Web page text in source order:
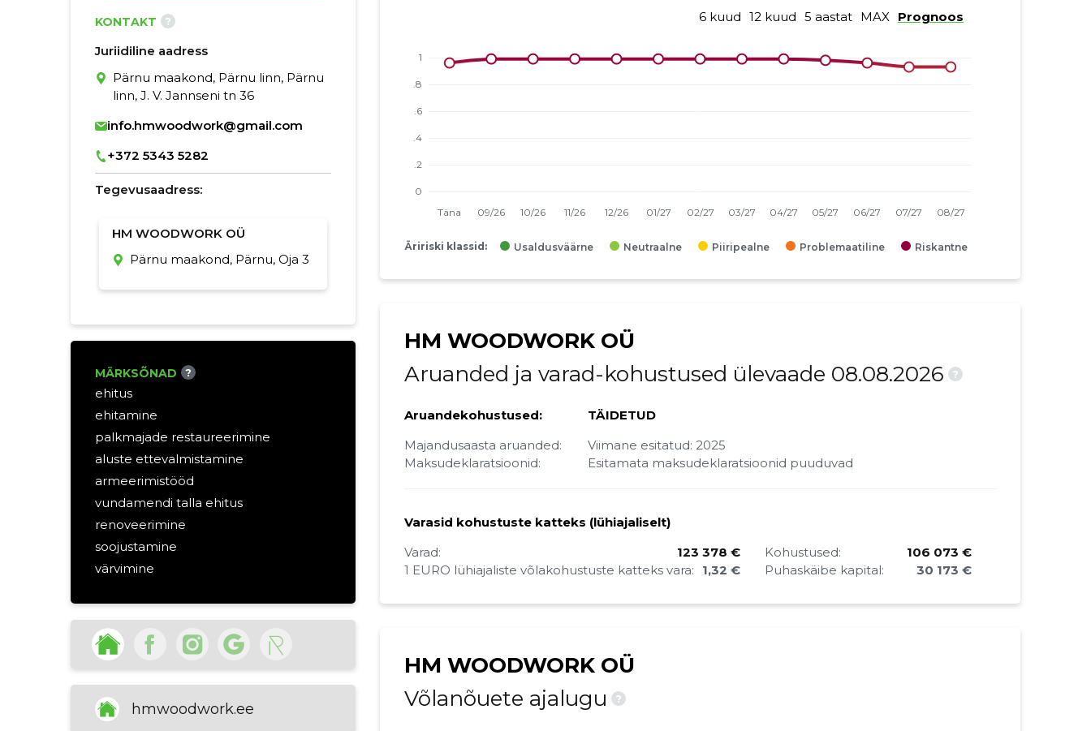
KONTAKT ?
Juriidiline aadress
Pärnu maakond, Pärnu linn, Pärnu
linn, J. V. Jannseni tn 36
info.hmwoodwork@gmail.com
+372 5343 5282
Tegevusaadress:
HM WOODWORK OÜ
Pärnu maakond, Pärnu, Oja 3
MÄRKSÕNAD ?
ehitus
ehitamine
palkmajade restaureerimine
aluste ettevalmistamine
armeerimistööd
vundamendi talla ehitus
renoveerimine
soojustamine
värvimine
ehituslahendused
üldehitus
fassaaditööd
hoonete ehitustööd
hmwoodwork.ee
6 kuud 12 kuud 5 aastat MAX Prognoos
Äririski klassid: Usaldusväärne Neutraalne Piiripealne Problemaatiline Riskantne
HM WOODWORK OÜ
Aruanded ja varad-kohustused ülevaade 08.08.2026
?
Aruandekohustused:
TÄIDETUD
Majandusaasta aruanded:
Viimane esitatud: 2025
Maksudeklaratsioonid:
Esitamata maksudeklaratsioonid puuduvad
Varasid kohustuste katteks (lühiajaliselt)
Varad:
123 378 €
1 EURO lühiajaliste võlakohustuste katteks vara:
1,32 €
Kohustused:
106 073 €
Puhaskäibe kapital:
30 173 €
HM WOODWORK OÜ
Võlanõuete ajalugu
?